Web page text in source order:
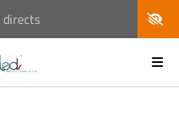
directs